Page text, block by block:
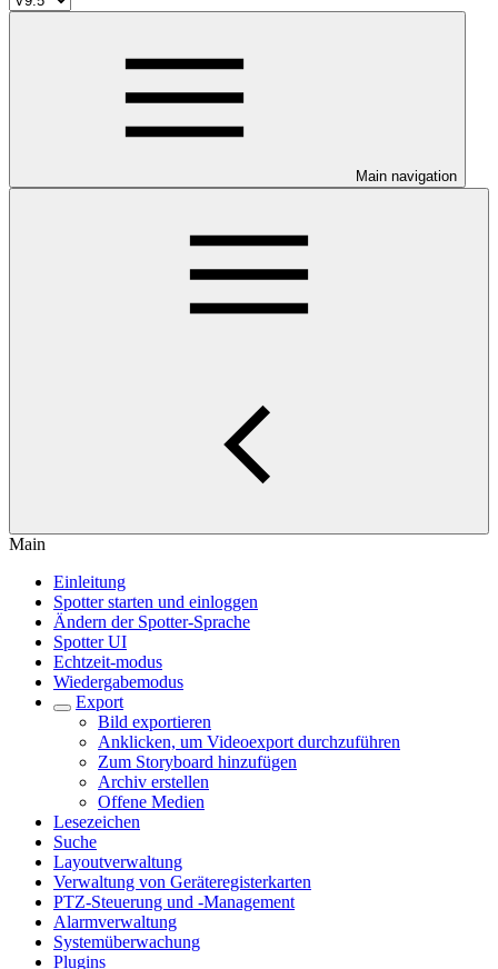
Main navigation
Main
Einleitung
Spotter starten und einloggen
Ändern der Spotter-Sprache
Spotter UI
Echtzeit-modus
Wiedergabemodus
Export
Bild exportieren
Anklicken, um Videoexport durchzuführen
Zum Storyboard hinzufügen
Archiv erstellen
Offene Medien
Lesezeichen
Suche
Layoutverwaltung
Verwaltung von Geräteregisterkarten
PTZ-Steuerung und -Management
Alarmverwaltung
Systemüberwachung
Plugins